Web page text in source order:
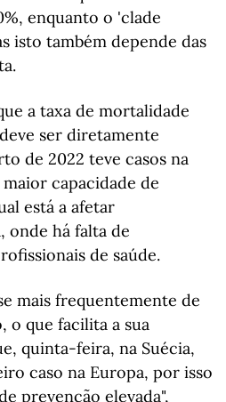
enquanto o 'clade
isto também depende das
a taxa de mortalidade
ser diretamente
de 2022 teve casos na
capacidade de
está a afetar
onde há falta de
de saúde.
mais frequentemente de
o que facilita a sua
quinta-feira, na Suécia,
caso na Europa, por isso
prevenção elevada",